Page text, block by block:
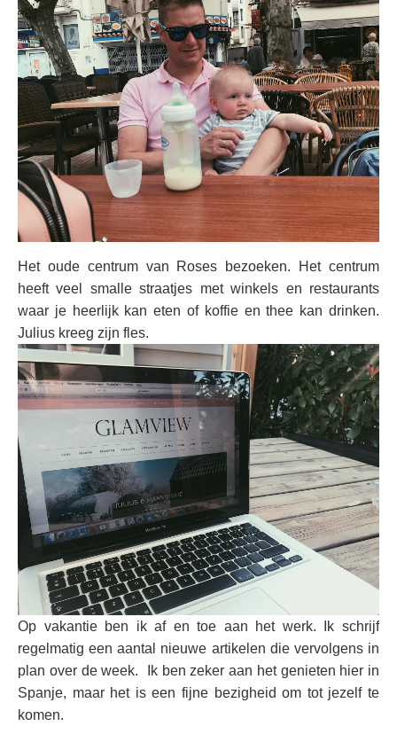
Het oude centrum van Roses bezoeken. Het centrum
heeft veel smalle straatjes met winkels en restaurants
waar je heerlijk kan eten of koffie en thee kan drinken.
Julius kreeg zijn fles.
Op vakantie ben ik af en toe aan het werk. Ik schrijf
regelmatig een aantal nieuwe artikelen die vervolgens in
plan over de week. Ik ben zeker aan het genieten hier in
Spanje, maar het is een fijne bezigheid om tot jezelf te
komen.